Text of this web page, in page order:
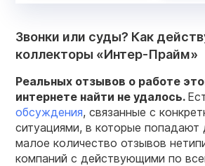
Звонки или суды? Как
коллекторы «Интер-Прайм»
Реальных отзывов о работе
интернете найти не удалось.
обсуждения, связанные с
ситуациями, в которые
малое количество отзывов
компаний с действующими по